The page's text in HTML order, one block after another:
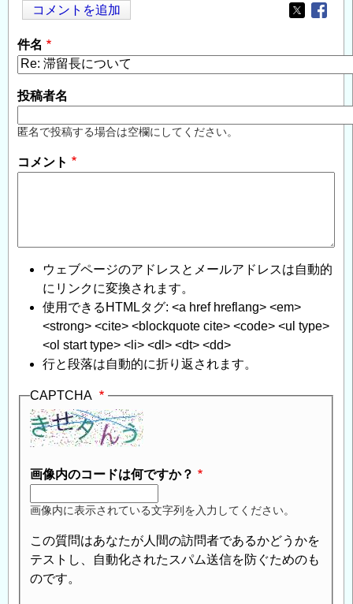
コメントを追加
Opens in
件名
投稿者名
匿名で投稿する場合は空欄にしてください。
コメント
ウェブページのアドレスとメールアドレスは自動的
にリンクに変換されます。
使用できるHTMLタグ: <a href hreflang> <em>
<strong> <cite> <blockquote cite> <code> <ul type>
<ol start type> <li> <dl> <dt> <dd>
行と段落は自動的に折り返されます。
CAPTCHA
画像内のコードは何ですか？
画像内に表示されている文字列を入力してください。
この質問はあなたが人間の訪問者であるかどうかを
テストし、自動化されたスパム送信を防ぐためのも
のです。